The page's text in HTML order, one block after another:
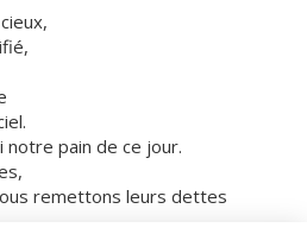
notre pain de ce jour.
remettons leurs dettes